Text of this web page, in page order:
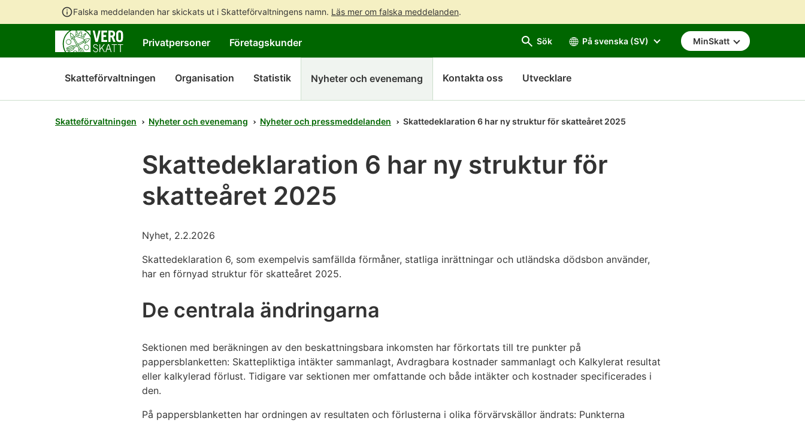
Falska meddelanden har skickats ut i Skatteförvaltningens namn. Läs mer om falska meddelanden.
till
innehållet
hela
webbplatsens
sökning
Privatpersoner Företagskunder Sök På svenska (SV) MinSkatt
Skatteförvaltningen Organisation Statistik Nyheter och evenemang Kontakta oss Utvecklare
Skatteförvaltningen Nyheter och evenemang Nyheter och pressmeddelanden Skattedeklaration 6 har ny struktur för skatteåret 2025
Skattedeklaration 6 har ny struktur för
skatteåret 2025
Nyhet, 2.2.2026
Skattedeklaration 6, som exempelvis samfällda förmåner, statliga inrättningar och utländska dödsbon använder,
har en förnyad struktur för skatteåret 2025.
De centrala ändringarna
Sektionen med beräkningen av den beskattningsbara inkomsten har förkortats till tre punkter på
pappersblanketten: Skattepliktiga intäkter sammanlagt, Avdragbara kostnader sammanlagt och Kalkylerat resultat
eller kalkylerad förlust. Tidigare var sektionen mer omfattande och både intäkter och kostnader specificerades i
den.
På pappersblanketten har ordningen av resultaten och förlusterna i olika förvärvskällor ändrats: Punkterna